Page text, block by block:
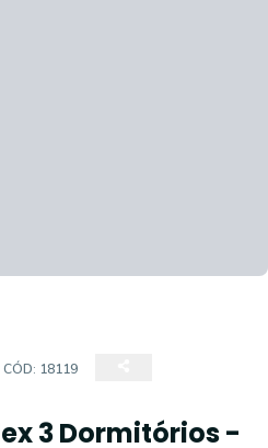
CÓD: 18119
3 Dormitórios -